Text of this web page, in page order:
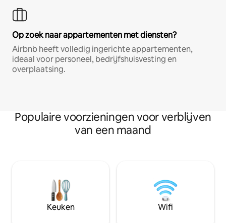
Op zoek naar appartementen met diensten?
Airbnb heeft volledig ingerichte appartementen,
ideaal voor personeel, bedrijfshuisvesting en
overplaatsing.
Populaire voorzieningen voor verblijven
van een maand
Keuken Wifi